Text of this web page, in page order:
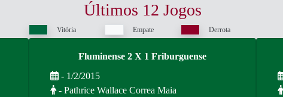
Últimos 12 Jogos
Vitória Empate Derrota
Fluminense 2 X 1 Friburguense
- 1/2/2015
- Pathrice Wallace Correa Maia